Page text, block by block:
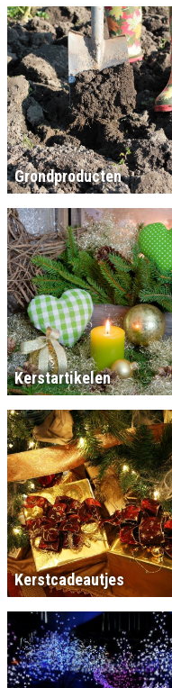
Grondproducten
Kerstartikelen
Kerstcadeautjes